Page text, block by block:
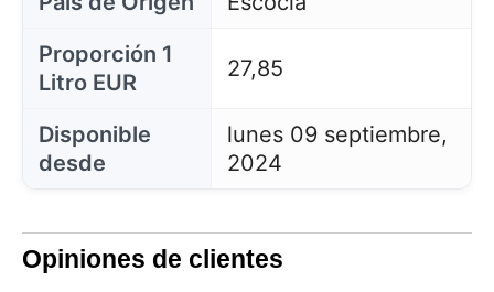
Proporción 1
Litro EUR
27,85
Disponible
desde
lunes 09 septiembre,
2024
Opiniones de clientes